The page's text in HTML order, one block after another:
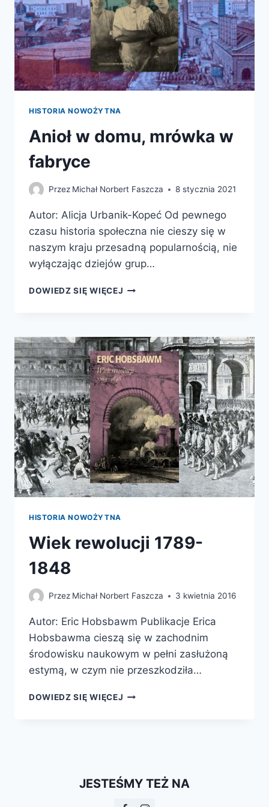
HISTORIA NOWOŻYTNA
Anioł w domu, mrówka w
fabryce
Przez Michał Norbert Faszcza 8 stycznia 2021
Autor: Alicja Urbanik-Kopeć Od pewnego
czasu historia społeczna nie cieszy się w
naszym kraju przesadną popularnością, nie
wyłączając dziejów grup…
DOWIEDZ SIĘ WIĘCEJ ANIOŁ
W
FABRYCE
HISTORIA NOWOŻYTNA
Wiek rewolucji 1789-
1848
Przez Michał Norbert Faszcza 3 kwietnia 2016
Autor: Eric Hobsbawm Publikacje Erica
Hobsbawma cieszą się w zachodnim
środowisku naukowym w pełni zasłużoną
estymą, w czym nie przeszkodziła…
DOWIEDZ SIĘ WIĘCEJ WIEK
JESTEŚMY TEŻ NA